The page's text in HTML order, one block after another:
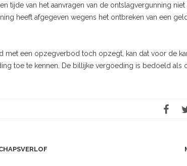
tijde van het aanvragen van de ontslagvergunning
heeft afgegeven wegens het ontbreken van een
met een opzegverbod toch opzegt, kan dat voor de
toe te kennen. De billijke vergoeding is bedoeld als